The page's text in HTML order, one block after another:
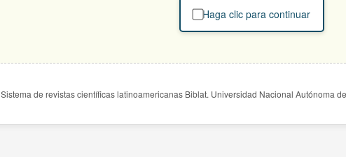
Haga clic para continuar
Sistema de revistas científicas latinoamericanas Biblat. Universidad Nacional Autónoma